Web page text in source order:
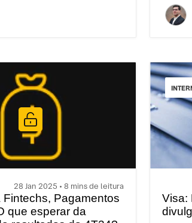
28 Jan 2025 • 8 mins de leitura
Fintechs, Pagamentos
que esperar da
Visa: